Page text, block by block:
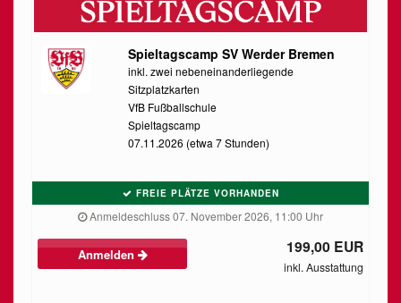
Spieltagscamp SV Werder Bremen
inkl. zwei nebeneinanderliegende
Sitzplatzkarten
VfB Fußballschule
Spieltagscamp
07.11.2026 (etwa 7 Stunden)
FREIE PLÄTZE VORHANDEN
Anmeldeschluss 07. November 2026, 11:00 Uhr
Anmelden 199,00 EUR
inkl. Ausstattung